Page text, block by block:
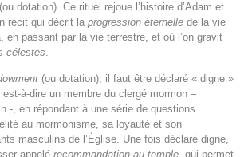
(ou dotation). Ce rituel rejoue l’histoire d’Adam et
récit qui décrit la progression éternelle de la vie
en passant par la vie terrestre, et où l’on gravit
célestes.
(ou dotation), il faut être déclaré « digne »
à-dire un membre du clergé mormon –
-, en répondant à une série de questions
au mormonisme, sa loyauté et son
masculins de l’Église. Une fois déclaré digne,
appelé recommandation au temple , qui permet